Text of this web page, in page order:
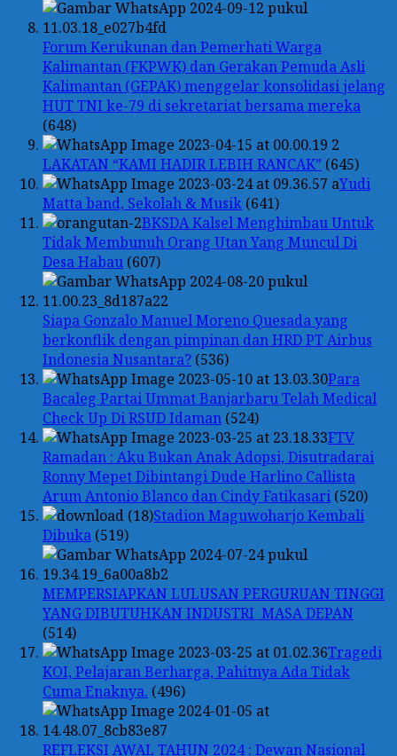
Forum Kerukunan dan Pemerhati Warga
Kalimantan (FKPWK) dan Gerakan Pemuda Asli
Kalimantan (GEPAK) menggelar konsolidasi jelang
HUT TNI ke-79 di sekretariat bersama mereka
(648)
LAKATAN “KAMI HADIR LEBIH RANCAK” (645)
Yudi
Matta band, Sekolah & Musik (641)
BKSDA Kalsel Menghimbau Untuk
Tidak Membunuh Orang Utan Yang Muncul Di
Desa Habau (607)
Siapa Gonzalo Manuel Moreno Quesada yang
berkonflik dengan pimpinan dan HRD PT Airbus
Indonesia Nusantara? (536)
Para
Bacaleg Partai Ummat Banjarbaru Telah Medical
Check Up Di RSUD Idaman (524)
FTV
Ramadan : Aku Bukan Anak Adopsi, Disutradarai
Ronny Mepet Dibintangi Dude Harlino Callista
Arum Antonio Blanco dan Cindy Fatikasari (520)
Stadion Maguwoharjo Kembali
Dibuka (519)
MEMPERSIAPKAN LULUSAN PERGURUAN TINGGI
YANG DIBUTUHKAN INDUSTRI MASA DEPAN
(514)
Tragedi
KOI, Pelajaran Berharga, Pahitnya Ada Tidak
Cuma Enaknya. (496)
REFLEKSI AWAL TAHUN 2024 : Dewan Nasional